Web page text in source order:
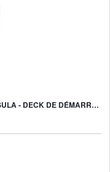
DISNEY LORCANA JCC : LE RETOUR D’URSULA - DECK DE DÉMARRAGE MIRABEL ET BRUNO